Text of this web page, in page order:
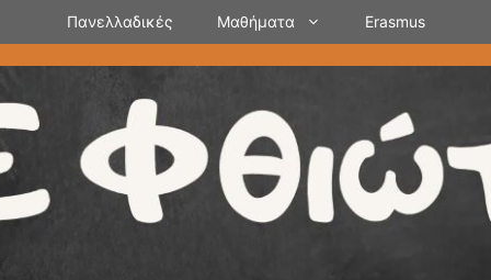
Πανελλαδικές Μαθήματα Erasmus